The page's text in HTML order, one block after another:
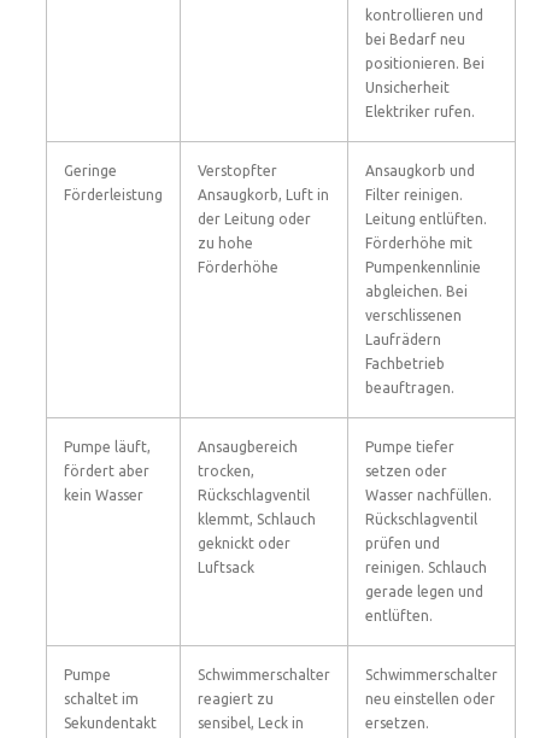
kontrollieren und
bei Bedarf neu
positionieren. Bei
Unsicherheit
Elektriker rufen.
Geringe
Förderleistung
Verstopfter
Ansaugkorb, Luft in
der Leitung oder
zu hohe
Förderhöhe
Ansaugkorb und
Filter reinigen.
Leitung entlüften.
Förderhöhe mit
Pumpenkennlinie
abgleichen. Bei
verschlissenen
Laufrädern
Fachbetrieb
beauftragen.
Pumpe läuft,
fördert aber
kein Wasser
Ansaugbereich
trocken,
Rückschlagventil
klemmt, Schlauch
geknickt oder
Luftsack
Pumpe tiefer
setzen oder
Wasser nachfüllen.
Rückschlagventil
prüfen und
reinigen. Schlauch
gerade legen und
entlüften.
Pumpe
schaltet im
Sekundentakt
Schwimmerschalter
reagiert zu
sensibel, Leck in
Schwimmerschalter
neu einstellen oder
ersetzen.